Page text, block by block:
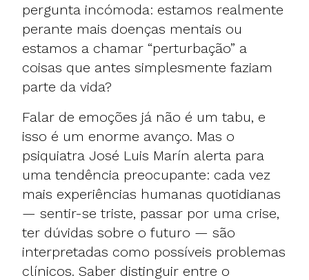
pergunta incómoda: estamos realmente
perante mais doenças mentais ou
estamos a chamar “perturbação” a
coisas que antes simplesmente faziam
parte da vida?
Falar de emoções já não é um tabu, e
isso é um enorme avanço. Mas o
psiquiatra José Luis Marín alerta para
uma tendência preocupante: cada vez
mais experiências humanas quotidianas
— sentir-se triste, passar por uma crise,
ter dúvidas sobre o futuro — são
interpretadas como possíveis problemas
clínicos. Saber distinguir entre o